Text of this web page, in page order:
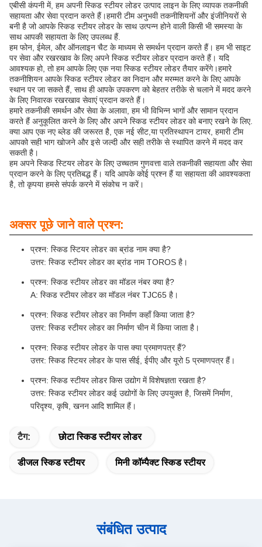
एबीसी कंपनी में, हम अपनी स्किड स्टीयर लोडर उत्पाद लाइन के लिए व्यापक तकनीकी
सहायता और सेवा प्रदान करते हैं।हमारी टीम अनुभवी तकनीशियनों और इंजीनियरों से
बनी है जो आपके स्किड स्टीयर लोडर के साथ उत्पन्न होने वाली किसी भी समस्या के
साथ आपकी सहायता के लिए उपलब्ध हैं.
हम फोन, ईमेल, और ऑनलाइन चैट के माध्यम से समर्थन प्रदान करते हैं। हम भी साइट
पर सेवा और रखरखाव के लिए अपने स्किड स्टीयर लोडर प्रदान करते हैं। यदि
आवश्यक हो, तो हम आपके लिए एक नया स्किड स्टीयर लोडर तैयार करेंगे।हमारे
तकनीशियन आपके स्किड स्टीयर लोडर का निदान और मरम्मत करने के लिए आपके
स्थान पर जा सकते हैं, साथ ही आपके उपकरण को बेहतर तरीके से चलाने में मदद करने
के लिए निवारक रखरखाव सेवाएं प्रदान करते हैं।
हमारे तकनीकी समर्थन और सेवा के अलावा, हम भी विभिन्न भागों और सामान प्रदान
करते हैं अनुकूलित करने के लिए और अपने स्किड स्टीयर लोडर को बनाए रखने के लिए.
क्या आप एक नए ब्लेड की जरूरत है, एक नई सीट,या प्रतिस्थापन टायर, हमारी टीम
आपको सही भाग खोजने और इसे जल्दी और सही तरीके से स्थापित करने में मदद कर
सकती है।
हम अपने स्किड स्टियर लोडर के लिए उच्चतम गुणवत्ता वाले तकनीकी सहायता और सेवा
प्रदान करने के लिए प्रतिबद्ध हैं। यदि आपके कोई प्रश्न हैं या सहायता की आवश्यकता
है, तो कृपया हमसे संपर्क करने में संकोच न करें।
अक्सर पूछे जाने वाले प्रश्न:
प्रश्न: स्किड स्टियर लोडर का ब्रांड नाम क्या है?
उत्तर: स्किड स्टीयर लोडर का ब्रांड नाम TOROS है।
प्रश्न: स्किड स्टीयर लोडर का मॉडल नंबर क्या है?
A: स्किड स्टीयर लोडर का मॉडल नंबर TJC65 है।
प्रश्न: स्किड स्टीयर लोडर का निर्माण कहाँ किया जाता है?
उत्तर: स्किड स्टीयर लोडर का निर्माण चीन में किया जाता है।
प्रश्न: स्किड स्टीयर लोडर के पास क्या प्रमाणपत्र हैं?
उत्तर: स्किड स्टियर लोडर के पास सीई, ईपीए और यूरो 5 प्रमाणपत्र हैं।
प्रश्न: स्किड स्टीयर लोडर किस उद्योग में विशेषज्ञता रखता है?
उत्तर: स्किड स्टीयर लोडर कई उद्योगों के लिए उपयुक्त है, जिसमें निर्माण,
परिदृश्य, कृषि, खनन आदि शामिल हैं।
टैग: छोटा स्किड स्टीयर लोडर
डीजल स्किड स्टीयर मिनी कॉम्पैक्ट स्किड स्टीयर
संबंधित उत्पाद